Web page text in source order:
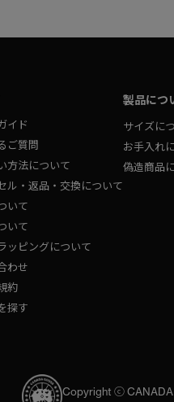
イド
ご質問
方法について
ル・返品・交換について
いて
いて
ッピングについて
わせ
約
探す
製品につ
サイズに
お手入れ
偽造商品
Copyright ⓒ CANADA